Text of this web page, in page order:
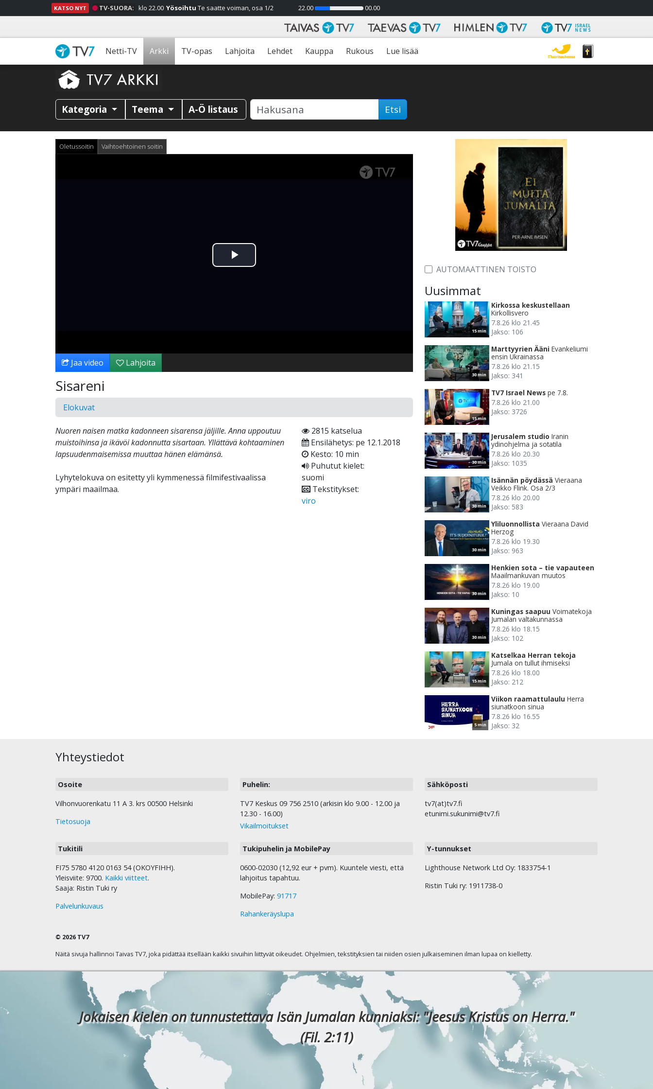
KATSO NYT TV-SUORA: klo 22.00 Yösoihtu Te saatte voiman, osa 1/2 22.00
31%
00.00
Netti-TV Arkki TV-opas Lahjoita Lehdet Kauppa Rukous Lue lisää
Kategoria Teema A-Ö listaus Etsi
Oletussoitin Vaihtoehtoinen soitin
Toista
Jaa video Lahjoita
Sisareni
Elokuvat
Nuoren naisen matka kadonneen sisarensa jäljille. Anna uppoutuu
muistoihinsa ja ikävöi kadonnutta sisartaan. Yllättävä kohtaaminen
lapsuudenmaisemissa muuttaa hänen elämänsä.
Lyhytelokuva on esitetty yli kymmenessä filmifestivaalissa
ympäri maailmaa.
2815 katselua
Ensilähetys: pe 12.1.2018
Kesto: 10 min
Puhutut kielet:
suomi
Tekstitykset:
viro
AUTOMAATTINEN TOISTO
Uusimmat
15 min
Kirkossa keskustellaan
Kirkollisvero
7.8.26 klo 21.45
Jakso: 106
30 min
Marttyyrien Ääni Evankeliumi
ensin Ukrainassa
7.8.26 klo 21.15
Jakso: 341
15 min
TV7 Israel News pe 7.8.
7.8.26 klo 21.00
Jakso: 3726
30 min
Jerusalem studio Iranin
ydinohjelma ja sotatila
7.8.26 klo 20.30
Jakso: 1035
30 min
Isännän pöydässä Vieraana
Veikko Flink. Osa 2/3
7.8.26 klo 20.00
Jakso: 583
30 min
Yliluonnollista Vieraana David
Herzog
7.8.26 klo 19.30
Jakso: 963
30 min
Henkien sota – tie vapauteen
Maailmankuvan muutos
7.8.26 klo 19.00
Jakso: 10
30 min
Kuningas saapuu Voimatekoja
Jumalan valtakunnassa
7.8.26 klo 18.15
Jakso: 102
15 min
Katselkaa Herran tekoja
Jumala on tullut ihmiseksi
7.8.26 klo 18.00
Jakso: 212
5 min
Viikon raamattulaulu Herra
siunatkoon sinua
7.8.26 klo 16.55
Jakso: 32
Yhteystiedot
Osoite
Vilhonvuorenkatu 11 A 3. krs 00500 Helsinki
Tietosuoja
Puhelin:
TV7 Keskus 09 756 2510 (arkisin klo 9.00 - 12.00 ja
12.30 - 16.00)
Vikailmoitukset
Sähköposti
tv7(at)tv7.fi
etunimi.sukunimi@tv7.fi
Tukitili
FI75 5780 4120 0163 54 (OKOYFIHH).
Yleisviite: 9700. Kaikki viitteet.
Saaja: Ristin Tuki ry
Palvelunkuvaus
Tukipuhelin ja MobilePay
0600-02030 (12,92 eur + pvm). Kuuntele viesti, että
lahjoitus tapahtuu.
MobilePay: 91717
Rahankeräyslupa
Y-tunnukset
Lighthouse Network Ltd Oy: 1833754-1
Ristin Tuki ry: 1911738-0
© 2026 TV7
Näitä sivuja hallinnoi Taivas TV7, joka pidättää itsellään kaikki sivuihin liittyvät oikeudet. Ohjelmien, tekstityksien tai niiden osien julkaiseminen ilman lupaa on kielletty.
Jokaisen kielen on tunnustettava Isän Jumalan kunniaksi: "Jeesus Kristus on Herra."
(Fil. 2:11)